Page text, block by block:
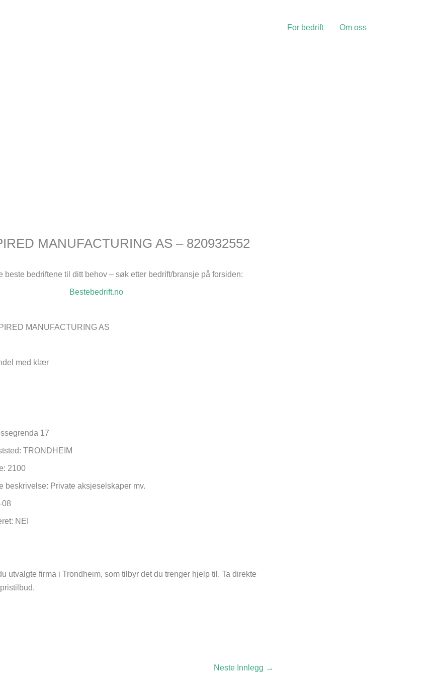
For bedrift Om oss
MANUFACTURING AS – 820932552
beste bedriftene til ditt behov – søk etter bedrift/bransje på forsiden:
Bestebedrift.no
MANUFACTURING AS
med klær
17
TRONDHEIM
2100
beskrivelse: Private aksjeselskaper mv.
08
NEI
utvalgte firma i Trondheim, som tilbyr det du trenger hjelp til. Ta direkte
Neste Innlegg →